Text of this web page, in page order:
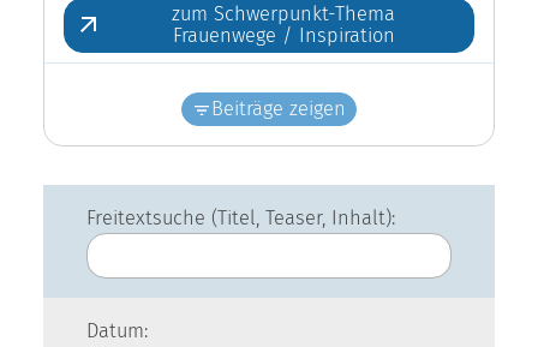
zum Schwerpunkt-Thema
Frauenwege / Inspiration
Beiträge zeigen
Freitextsuche (Titel, Teaser, Inhalt):
Datum: